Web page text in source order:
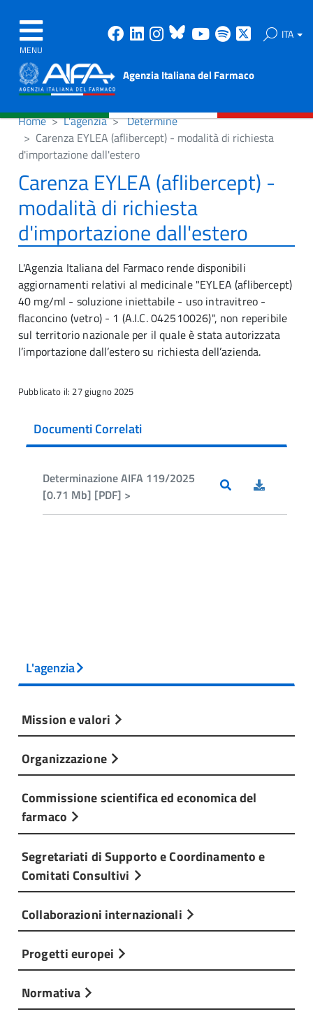
MENU
Facebook
Linkedin
Instagram
Bluesky
Youtube
Spotify ITA
Agenzia Italiana del Farmaco
Home L'agenzia
Determine
Carenza EYLEA (aflibercept) - modalità di richiesta
d'importazione dall'estero
Carenza EYLEA (aflibercept) -
modalità di richiesta
d'importazione dall'estero
L'Agenzia Italiana del Farmaco rende disponibili
aggiornamenti relativi al medicinale "EYLEA (aflibercept)
40 mg/ml - soluzione iniettabile - uso intravitreo -
flaconcino (vetro) - 1 (A.I.C. 042510026)", non reperibile
sul territorio nazionale per il quale è stata autorizzata
l’importazione dall’estero su richiesta dell’azienda.
Pubblicato il: 27 giugno 2025
Documenti Correlati
Determinazione AIFA 119/2025
[0.71 Mb] [PDF] >
L'agenzia
Mission e valori
Organizzazione
Commissione scientifica ed economica del
farmaco
Segretariati di Supporto e Coordinamento e
Comitati Consultivi
Collaborazioni internazionali
Progetti europei
Normativa